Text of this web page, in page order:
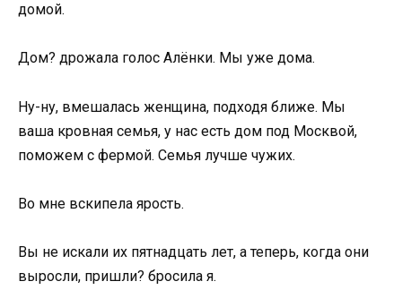
домой.
Дом? дрожала голос Алёнки. Мы уже дома.
Ну-ну, вмешалась женщина, подходя ближе. Мы
ваша кровная семья, у нас есть дом под Москвой,
поможем с фермой. Семья лучше чужих.
Во мне вскипела ярость.
Вы не искали их пятнадцать лет, а теперь, когда они
выросли, пришли? бросила я.